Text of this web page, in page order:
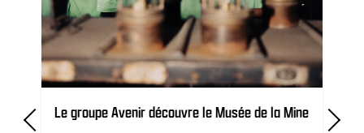
Le groupe Avenir découvre le Musée de la Mine